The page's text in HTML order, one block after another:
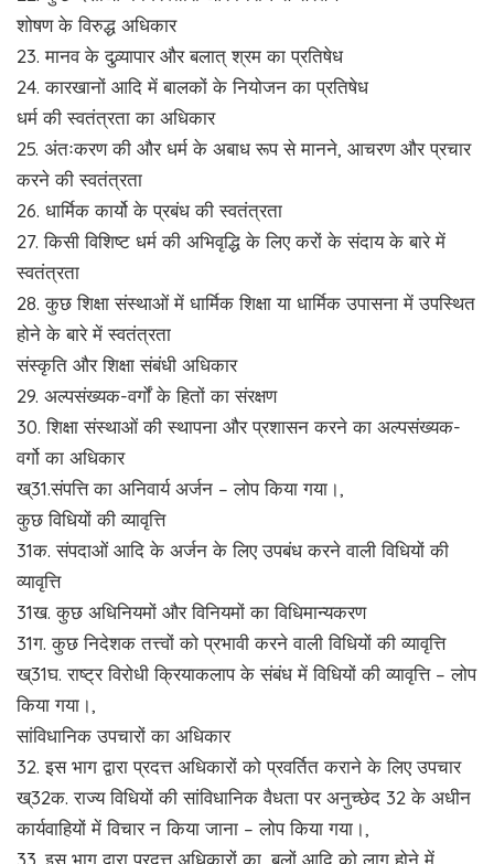
शोषण के विरुद्ध अधिकार
23. मानव के दुव्र्यापार और बलात् श्रम का प्रतिषेध
24. कारखानों आदि में बालकों के नियोजन का प्रतिषेध
धर्म की स्वतंत्रता का अधिकार
25. अंतःकरण की और धर्म के अबाध रूप से मानने, आचरण और प्रचार
करने की स्वतंत्रता
26. धार्मिक कार्यो के प्रबंध की स्वतंत्रता
27. किसी विशिष्ट धर्म की अभिवृद्धि के लिए करों के संदाय के बारे में
स्वतंत्रता
28. कुछ शिक्षा संस्थाओं में धार्मिक शिक्षा या धार्मिक उपासना में उपस्थित
होने के बारे में स्वतंत्रता
संस्कृति और शिक्षा संबंधी अधिकार
29. अल्पसंख्यक-वर्गों के हितों का संरक्षण
30. शिक्षा संस्थाओं की स्थापना और प्रशासन करने का अल्पसंख्यक-
वर्गो का अधिकार
ख्31.संपत्ति का अनिवार्य अर्जन – लोप किया गया।,
कुछ विधियों की व्यावृत्ति
31क. संपदाओं आदि के अर्जन के लिए उपबंध करने वाली विधियों की
व्यावृत्ति
31ख. कुछ अधिनियमों और विनियमों का विधिमान्यकरण
31ग. कुछ निदेशक तत्त्वों को प्रभावी करने वाली विधियों की व्यावृत्ति
ख्31घ. राष्ट्र विरोधी क्रियाकलाप के संबंध में विधियों की व्यावृत्ति – लोप
किया गया।,
सांविधानिक उपचारों का अधिकार
32. इस भाग द्वारा प्रदत्त अधिकारों को प्रवर्तित कराने के लिए उपचार
ख्32क. राज्य विधियों की सांविधानिक वैधता पर अनुच्छेद 32 के अधीन
कार्यवाहियों में विचार न किया जाना – लोप किया गया।,
33. इस भाग द्वारा प्रदत्त अधिकारों का, बलों आदि को लागू होने में,